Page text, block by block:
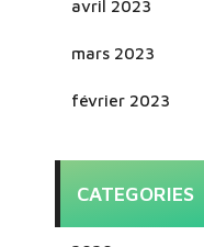
avril 2023
mars 2023
février 2023
CATEGORIES